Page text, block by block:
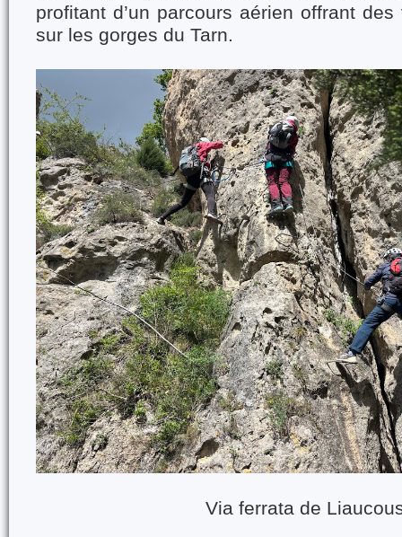
profitant d’un parcours aérien offrant
sur les gorges du Tarn.
Via ferrata de